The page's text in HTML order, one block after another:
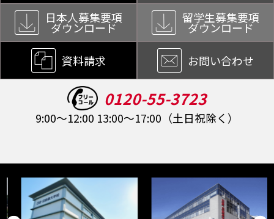
日本人募集要項
ダウンロード
留学生募集要項
ダウンロード
資料請求 お問い合わせ
0120-55-3723
9:00～12:00 13:00～17:00（土日祝除く）